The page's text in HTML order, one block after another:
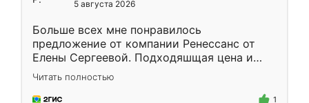
5 августа 2026
Больше всех мне понравилось
предложение от компании Ренессанс от
Елены Сергеевой. Подходяшщая цена и
короткие сроки изготовления. Приехавший
для замера сотрудник Владислав
предложил по моему эскизу самый
Читать полностью
1